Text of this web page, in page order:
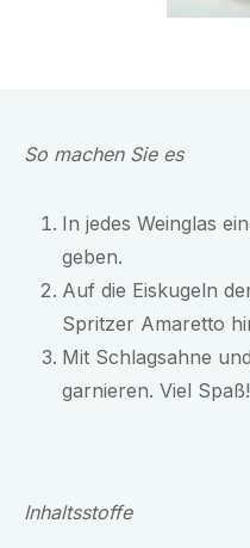
So machen Sie es
In jedes Weinglas
geben.
Auf die Eiskugeln
Spritzer Amaretto
Mit Schlagsahne
garnieren. Viel Spaß!
Inhaltsstoffe